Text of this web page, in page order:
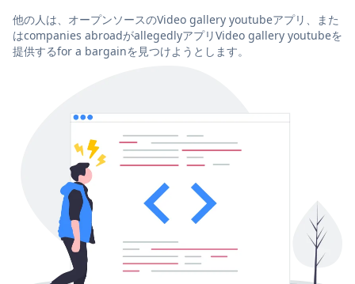
他の人は、オープンソースのVideo gallery youtubeアプリ、また
はcompanies abroadがallegedlyアプリVideo gallery youtubeを
提供するfor a bargainを見つけようとします。